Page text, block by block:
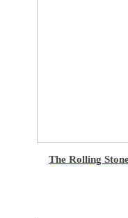
The Rolling